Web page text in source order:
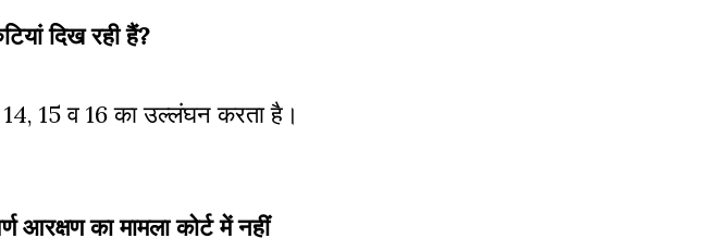
दिख रही हैं?
15 व 16 का उल्लंघन करता है।
का मामला कोर्ट में नहीं